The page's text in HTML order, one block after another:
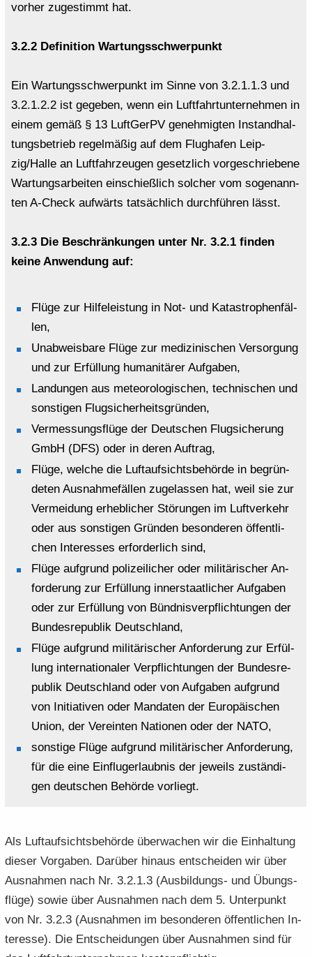
vor­her zu­ge­stimmt hat.
3.2.2 De­fi­ni­ti­on War­tungs­schwer­punkt
Ein War­tungs­schwer­punkt im Sinne von 3.2.1.1.3 und
3.2.1.2.2 ist ge­ge­ben, wenn ein Luft­fahrt­un­ter­neh­men in
einem gemäß § 13 Luft­GerPV ge­neh­mig­ten In­stand­hal­
tungs­be­trieb re­gel­mä­ßig auf dem Flug­ha­fen Leip­
zig/Halle an Luft­fahr­zeu­gen ge­setz­lich vor­ge­schrie­be­ne
War­tungs­ar­bei­ten ein­schieß­lich sol­cher vom so­ge­nann­
ten A-​Check auf­wärts tat­säch­lich durch­füh­ren lässt.
3.2.3 Die Be­schrän­kun­gen unter Nr. 3.2.1 fin­den
keine An­wen­dung auf:
Flüge zur Hil­fe­leis­tung in Not- und Ka­ta­stro­phen­fäl­
len,
Un­ab­weis­ba­re Flüge zur me­di­zi­ni­schen Ver­sor­gung
und zur Er­fül­lung hu­ma­ni­tä­rer Auf­ga­ben,
Lan­dun­gen aus me­teo­ro­lo­gi­schen, tech­ni­schen und
sons­ti­gen Flug­si­cher­heits­grün­den,
Ver­mes­sungs­flü­ge der Deut­schen Flug­si­che­rung
GmbH (DFS) oder in deren Auf­trag,
Flüge, wel­che die Luft­auf­sichts­be­hör­de in be­grün­
de­ten Aus­nah­me­fäl­len zu­ge­las­sen hat, weil sie zur
Ver­mei­dung er­heb­li­cher Stö­run­gen im Luft­ver­kehr
oder aus sons­ti­gen Grün­den be­son­de­ren öf­fent­li­
chen In­ter­es­ses er­for­der­lich sind,
Flüge auf­grund po­li­zei­li­cher oder mi­li­tä­ri­scher An­
for­de­rung zur Er­fül­lung in­ner­staat­li­cher Auf­ga­ben
oder zur Er­fül­lung von Bünd­nis­ver­pflich­tun­gen der
Bun­des­re­pu­blik Deutsch­land,
Flüge auf­grund mi­li­tä­ri­scher An­for­de­rung zur Er­fül­
lung in­ter­na­tio­na­ler Ver­pflich­tun­gen der Bun­des­re­
pu­blik Deutsch­land oder von Auf­ga­ben auf­grund
von In­itia­ti­ven oder Man­da­ten der Eu­ro­päi­schen
Union, der Ver­ein­ten Na­tio­nen oder der NATO,
sons­ti­ge Flüge auf­grund mi­li­tä­ri­scher An­for­de­rung,
für die eine Ein­flu­g­er­laub­nis der je­weils zu­stän­di­
gen deut­schen Be­hör­de vor­liegt.
Als Luft­auf­sichts­be­hör­de über­wa­chen wir die Ein­hal­tung
die­ser Vor­ga­ben. Dar­über hin­aus ent­schei­den wir über
Aus­nah­men nach Nr. 3.2.1.3 (Ausbildungs-​ und Übungs­
flü­ge) sowie über Aus­nah­men nach dem 5. Un­ter­punkt
von Nr. 3.2.3 (Aus­nah­men im be­son­de­ren öf­fent­li­chen In­
ter­es­se). Die Ent­schei­dun­gen über Aus­nah­men sind für